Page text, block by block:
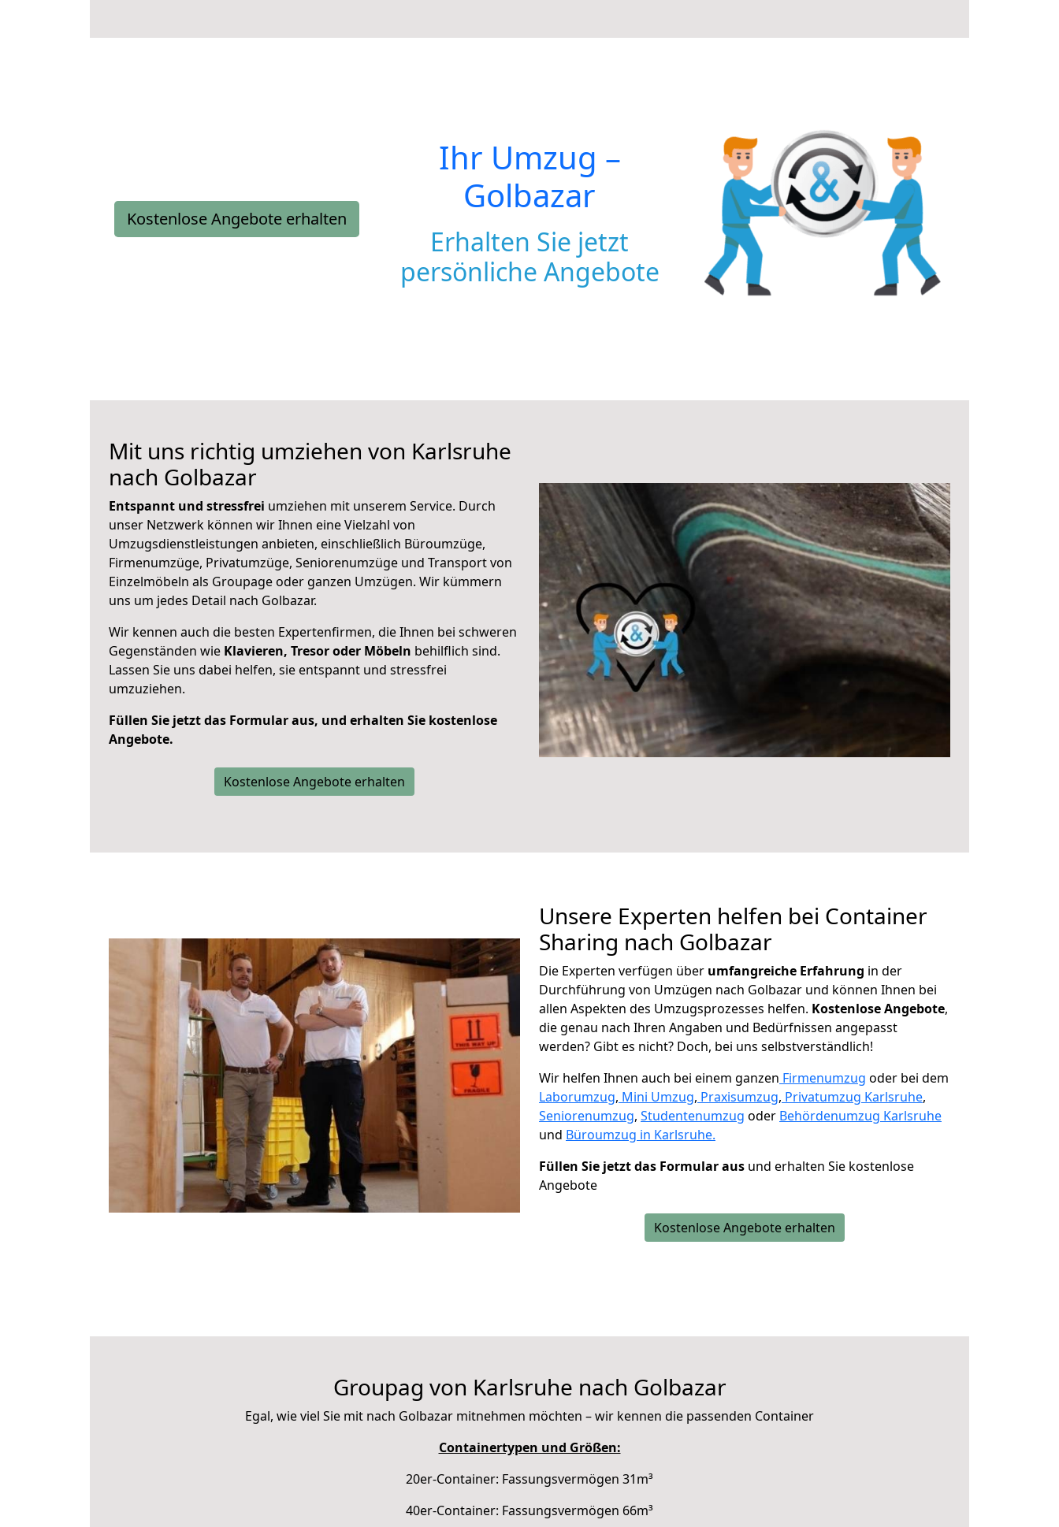
Kostenlose Angebote erhalten
Ihr Umzug –
Golbazar
Erhalten Sie jetzt
persönliche Angebote
Mit uns richtig umziehen von Karlsruhe
nach Golbazar
Entspannt und stressfrei umziehen mit unserem Service. Durch
unser Netzwerk können wir Ihnen eine Vielzahl von
Umzugsdienstleistungen anbieten, einschließlich Büroumzüge,
Firmenumzüge, Privatumzüge, Seniorenumzüge und Transport von
Einzelmöbeln als Groupage oder ganzen Umzügen. Wir kümmern
uns um jedes Detail nach Golbazar.
Wir kennen auch die besten Expertenfirmen, die Ihnen bei schweren
Gegenständen wie Klavieren, Tresor oder Möbeln behilflich sind.
Lassen Sie uns dabei helfen, sie entspannt und stressfrei
umzuziehen.
Füllen Sie jetzt das Formular aus, und erhalten Sie kostenlose
Angebote.
Kostenlose Angebote erhalten
Unsere Experten helfen bei Container
Sharing nach Golbazar
Die Experten verfügen über umfangreiche Erfahrung in der
Durchführung von Umzügen nach Golbazar und können Ihnen bei
allen Aspekten des Umzugsprozesses helfen. Kostenlose Angebote,
die genau nach Ihren Angaben und Bedürfnissen angepasst
werden? Gibt es nicht? Doch, bei uns selbstverständlich!
Wir helfen Ihnen auch bei einem ganzen Firmenumzug oder bei dem
Laborumzug, Mini Umzug, Praxisumzug, Privatumzug Karlsruhe,
Seniorenumzug, Studentenumzug oder Behördenumzug Karlsruhe
und Büroumzug in Karlsruhe.
Füllen Sie jetzt das Formular aus und erhalten Sie kostenlose
Angebote
Kostenlose Angebote erhalten
Groupag von Karlsruhe nach Golbazar
Egal, wie viel Sie mit nach Golbazar mitnehmen möchten – wir kennen die passenden Container
Containertypen und Größen:
20er-Container: Fassungsvermögen 31m³
40er-Container: Fassungsvermögen 66m³